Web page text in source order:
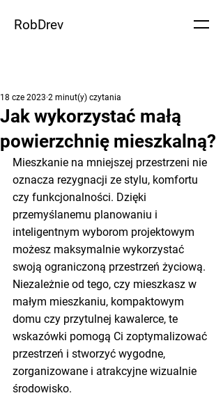
RobDrev
Jak wykorzystać małą
powierzchnię mieszkalną?
18 cze 2023 2 minut(y) czytania
Mieszkanie na mniejszej przestrzeni nie
oznacza rezygnacji ze stylu, komfortu
czy funkcjonalności. Dzięki
przemyślanemu planowaniu i
inteligentnym wyborom projektowym
możesz maksymalnie wykorzystać
swoją ograniczoną przestrzeń życiową.
Niezależnie od tego, czy mieszkasz w
małym mieszkaniu, kompaktowym
domu czy przytulnej kawalerce, te
wskazówki pomogą Ci zoptymalizować
przestrzeń i stworzyć wygodne,
zorganizowane i atrakcyjne wizualnie
środowisko.